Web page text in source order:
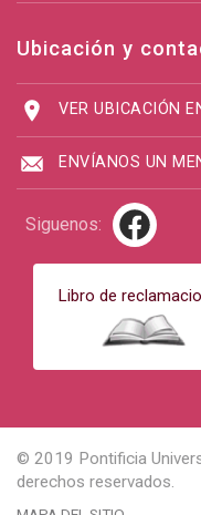
Ubicación y
VER UBICACIÓN
ENVÍANOS UN
Siguenos:
Libro de
© 2019 Pontificia
derechos reservados.